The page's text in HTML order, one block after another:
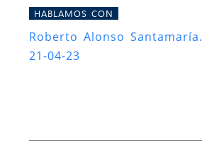
HABLAMOS CON
Roberto Alonso Santamaría.
21-04-23